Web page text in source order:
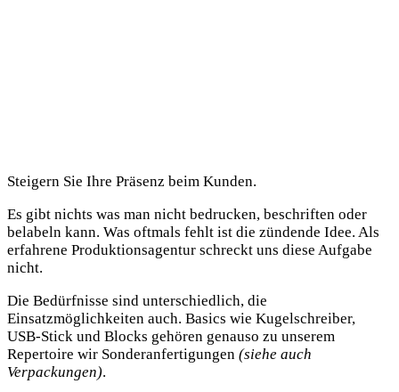
Steigern Sie Ihre Präsenz beim Kunden.
Es gibt nichts was man nicht bedrucken, beschriften oder
belabeln kann. Was oftmals fehlt ist die zündende Idee. Als
erfahrene Produktionsagentur schreckt uns diese Aufgabe
nicht.
Die Bedürfnisse sind unterschiedlich, die
Einsatzmöglichkeiten auch. Basics wie Kugelschreiber,
USB-Stick und Blocks gehören genauso zu unserem
Repertoire wir Sonderanfertigungen (siehe auch
Verpackungen).